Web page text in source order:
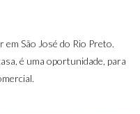
em São José do Rio Preto.
é uma oportunidade, para